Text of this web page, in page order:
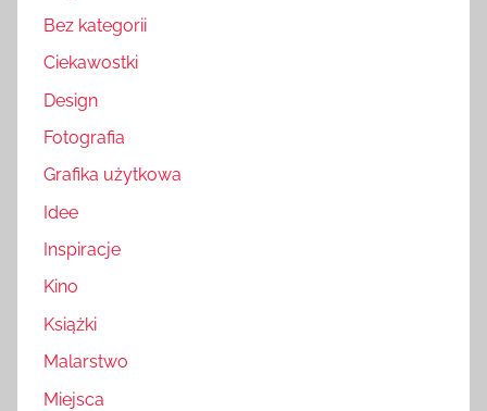
Bez kategorii
Ciekawostki
Design
Fotografia
Grafika użytkowa
Idee
Inspiracje
Kino
Książki
Malarstwo
Miejsca